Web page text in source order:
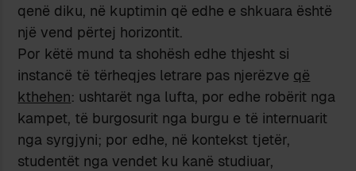
qenë diku, në kuptimin që edhe e shkuara është
një vend përtej horizontit.
Por këtë mund ta shohësh edhe thjesht si
instancë të tërheqjes letrare pas njerëzve që
kthehen: ushtarët nga lufta, por edhe robërit nga
kampet, të burgosurit nga burgu e të internuarit
nga syrgjyni; por edhe, në kontekst tjetër,
studentët nga vendet ku kanë studiuar,